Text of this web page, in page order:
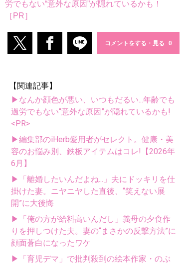
労でもない“意外な原因”が隠れているかも！
［PR］
コメントをする・見る
【関連記事】
▶なんか顔色が悪い、いつもだるい...年齢でも
過労でもない“意外な原因”が隠れているかも!
<PR>
▶編集部のiHerb愛用者がセレクト。健康・美
容のお悩み別、鉄板アイテムはコレ!【2026年
6月】
▶「離婚したいんだよね...」夫にドッキリを仕
掛けた妻。ニヤニヤした直後、“笑えない展
開”に大後悔
▶「俺の方が給料高いんだし」義母の夕食作
りを押しつけた夫。妻の“まさかの反撃方法”に
顔面蒼白になったワケ
▶「育児デマ」で批判殺到の絵本作家・のぶ